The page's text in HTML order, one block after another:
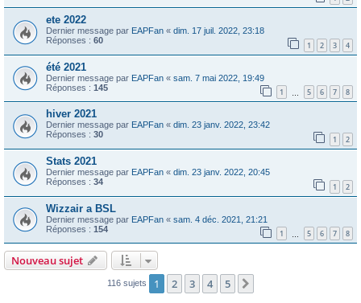
ete 2022
Dernier message par EAPFan « dim. 17 juil. 2022, 23:18
Réponses : 60 1 2 3 4
été 2021
Dernier message par EAPFan « sam. 7 mai 2022, 19:49
Réponses : 145 1 5 6 7 8
hiver 2021
Dernier message par EAPFan « dim. 23 janv. 2022, 23:42
Réponses : 30 1 2
Stats 2021
Dernier message par EAPFan « dim. 23 janv. 2022, 20:45
Réponses : 34 1 2
Wizzair a BSL
Dernier message par EAPFan « sam. 4 déc. 2021, 21:21
Réponses : 154 1 5 6 7 8
Nouveau sujet
116 sujets 1 2 3 4 5